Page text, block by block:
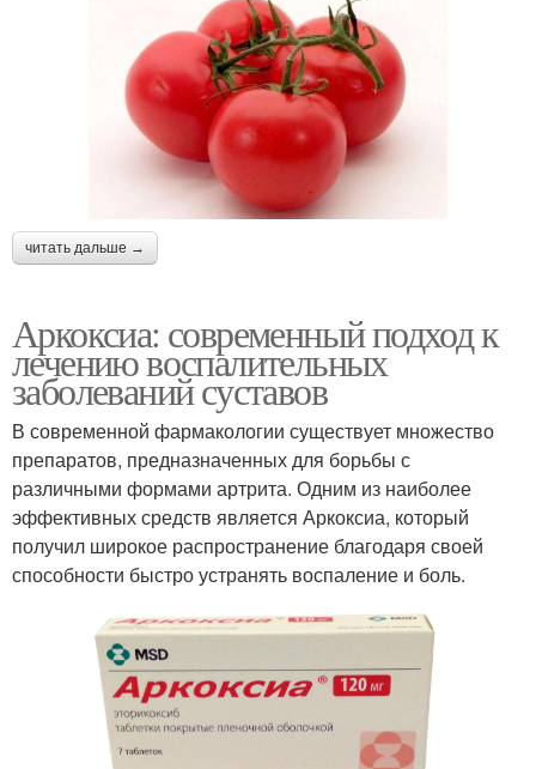
читать дальше →
Аркоксиа: современный подход к
лечению воспалительных
заболеваний суставов
В современной фармакологии существует множество
препаратов, предназначенных для борьбы с
различными формами артрита. Одним из наиболее
эффективных средств является Аркоксиа, который
получил широкое распространение благодаря своей
способности быстро устранять воспаление и боль.